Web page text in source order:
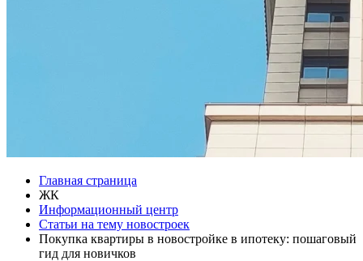
Главная страница
ЖК
Информационный центр
Статьи на тему новостроек
Покупка квартиры в новостройке в ипотеку: пошаговый
гид для новичков